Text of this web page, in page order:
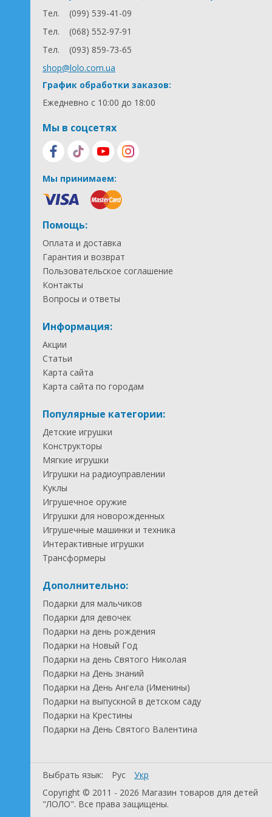
Размеры в разложенном виде: 58 x 75 x 93 см.
Вес: 5,9 кг.
Тел.
(099) 539-41-09
Тел.
(068) 552-97-91
Тел.
(093) 859-73-65
shop@lolo.com.ua
График обработки заказов:
Ежедневно с 10:00 до 18:00
Мы в соцсетях
Мы принимаем:
Помощь:
Оплата и доставка
Гарантия и возврат
Пользовательское соглашение
Контакты
Вопросы и ответы
Информация:
Акции
Статьи
Карта сайта
Карта сайта по городам
Популярные категории:
Детские игрушки
Конструкторы
Мягкие игрушки
Игрушки на радиоуправлении
Куклы
Игрушечное оружие
Игрушки для новорожденных
Игрушечные машинки и техника
Интерактивные игрушки
Трансформеры
Дополнительно:
Подарки для мальчиков
Подарки для девочек
Подарки на день рождения
Подарки на Новый Год
Подарки на день Святого Николая
Подарки на День знаний
Подарки на День Ангела (Именины)
Подарки на выпускной в детском саду
Подарки на Крестины
Подарки на День Святого Валентина
Выбрать язык: Рус
Укр
Copyright © 2011 - 2026 Магазин товаров для детей
"ЛОЛО". Все права защищены.